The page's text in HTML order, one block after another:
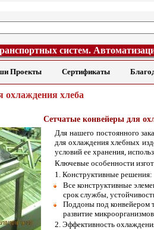
систем.
Проекты Сертификаты
охлаждения хлеба
Сетчатые конвейеры для
Для нашего постоянного
для охлаждения хлебных
условий ее хранения,
Ключевые особенности
1. Конструктивные решения:
Все конструктивные
срок службы,
Поддоны под конвейером
развитие
2. Эффективность